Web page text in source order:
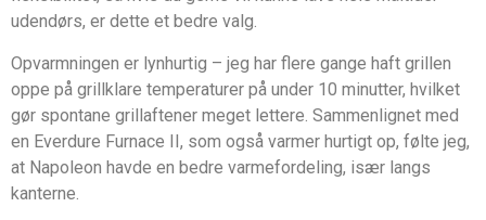
udendørs, er dette et bedre valg.
Opvarmningen er lynhurtig – jeg har flere gange haft grillen
oppe på grillklare temperaturer på under 10 minutter, hvilket
gør spontane grillaftener meget lettere. Sammenlignet med
en Everdure Furnace II, som også varmer hurtigt op, følte jeg,
at Napoleon havde en bedre varmefordeling, især langs
kanterne.